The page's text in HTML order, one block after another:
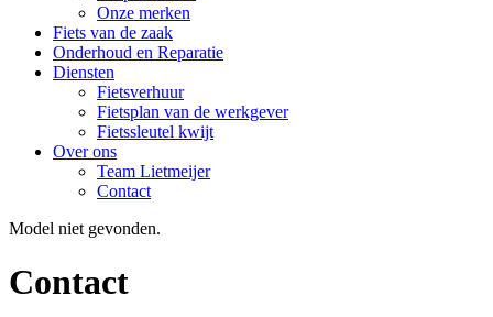
Onze merken
Fiets van de zaak
Onderhoud en Reparatie
Diensten
Fietsverhuur
Fietsplan van de werkgever
Fietssleutel kwijt
Over ons
Team Lietmeijer
Contact
Model niet gevonden.
Contact